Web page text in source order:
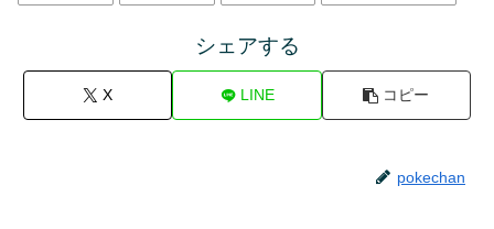
シェアする
X LINE コピー
pokechan